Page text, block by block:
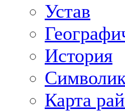
Устав
История
Карта